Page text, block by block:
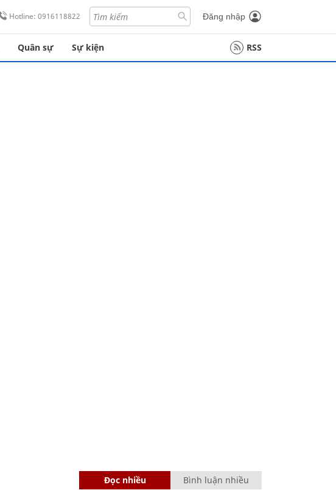
Hotline: 0916118822 Đăng nhập
Quân sự Sự kiện RSS
Đọc nhiều Bình luận nhiều